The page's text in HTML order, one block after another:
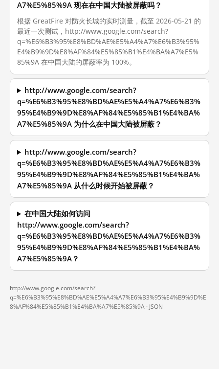
A7%E5%85%9A 现在在中国大陆被屏蔽吗？
根据 GreatFire 对防火长城的实时测量，截至 2026-05-21 的
最近一次测试，http://www.google.com/search?
q=%E6%B3%95%E8%BD%AE%E5%A4%A7%E6%B3%95%
E4%B9%9D%E8%AF%84%E5%85%B1%E4%BA%A7%E5%
85%9A 在中国大陆的屏蔽率为 100%。
http://www.google.com/search?
q=%E6%B3%95%E8%BD%AE%E5%A4%A7%E6%B3%
95%E4%B9%9D%E8%AF%84%E5%85%B1%E4%BA%
A7%E5%85%9A 为什么在中国大陆被屏蔽？
http://www.google.com/search?
q=%E6%B3%95%E8%BD%AE%E5%A4%A7%E6%B3%
95%E4%B9%9D%E8%AF%84%E5%85%B1%E4%BA%
A7%E5%85%9A 从什么时候开始被屏蔽？
在中国大陆如何访问
http://www.google.com/search?
q=%E6%B3%95%E8%BD%AE%E5%A4%A7%E6%B3%
95%E4%B9%9D%E8%AF%84%E5%85%B1%E4%BA%
A7%E5%85%9A？
http://www.google.com/search?
q=%E6%B3%95%E8%BD%AE%E5%A4%A7%E6%B3%95%E4%B9%9D%E
8%AF%84%E5%85%B1%E4%BA%A7%E5%85%9A · JSON